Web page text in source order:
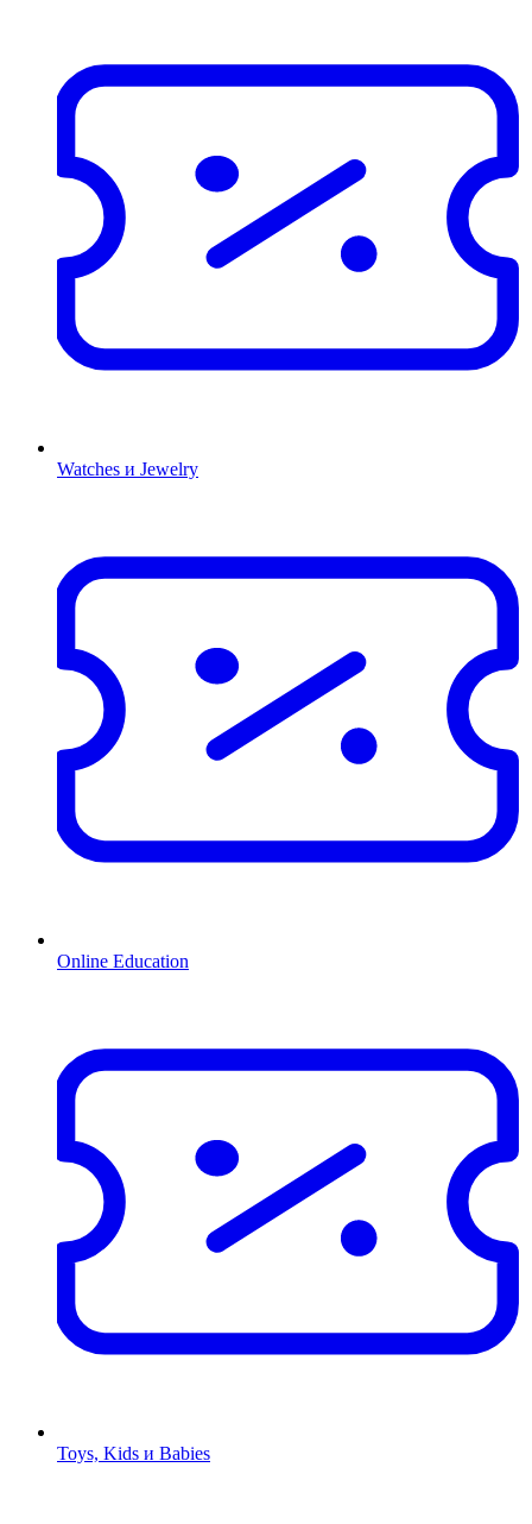
Watches и Jewelry
Online Education
Toys, Kids и Babies